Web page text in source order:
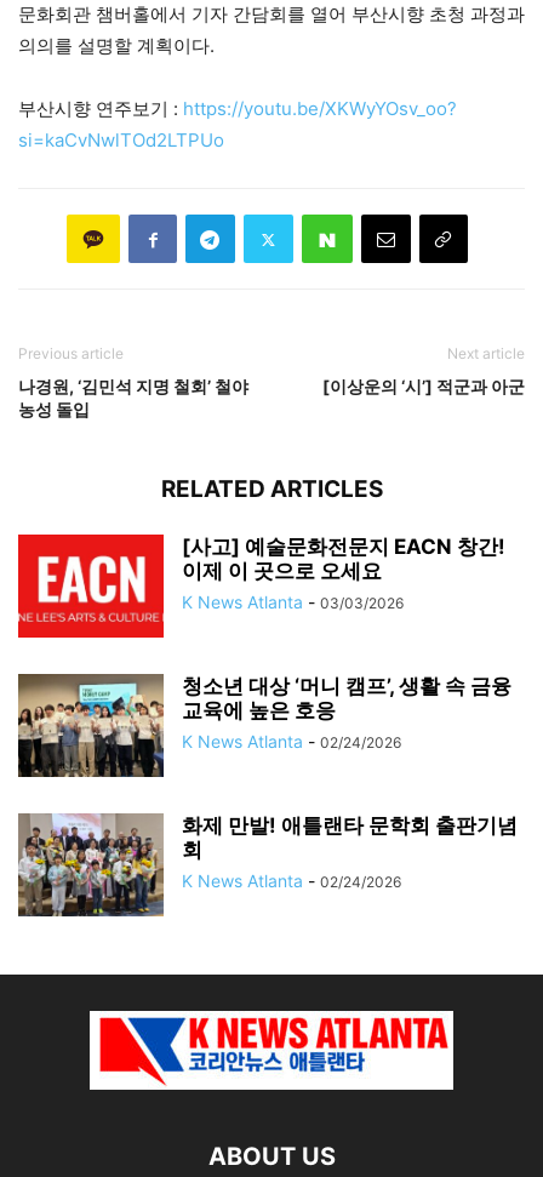
문화회관 챔버홀에서 기자 간담회를 열어 부산시향 초청 과정과
의의를 설명할 계획이다.
부산시향 연주보기 : https://youtu.be/XKWyYOsv_oo?
si=kaCvNwlTOd2LTPUo
Previous article
나경원, ‘김민석 지명 철회’ 철야
농성 돌입
Next article
[이상운의 ‘시’] 적군과 아군
RELATED ARTICLES
[사고] 예술문화전문지 EACN 창간!
이제 이 곳으로 오세요
K News Atlanta - 03/03/2026
청소년 대상 ‘머니 캠프’, 생활 속 금융
교육에 높은 호응
K News Atlanta - 02/24/2026
화제 만발! 애틀랜타 문학회 출판기념
회
K News Atlanta - 02/24/2026
ABOUT US